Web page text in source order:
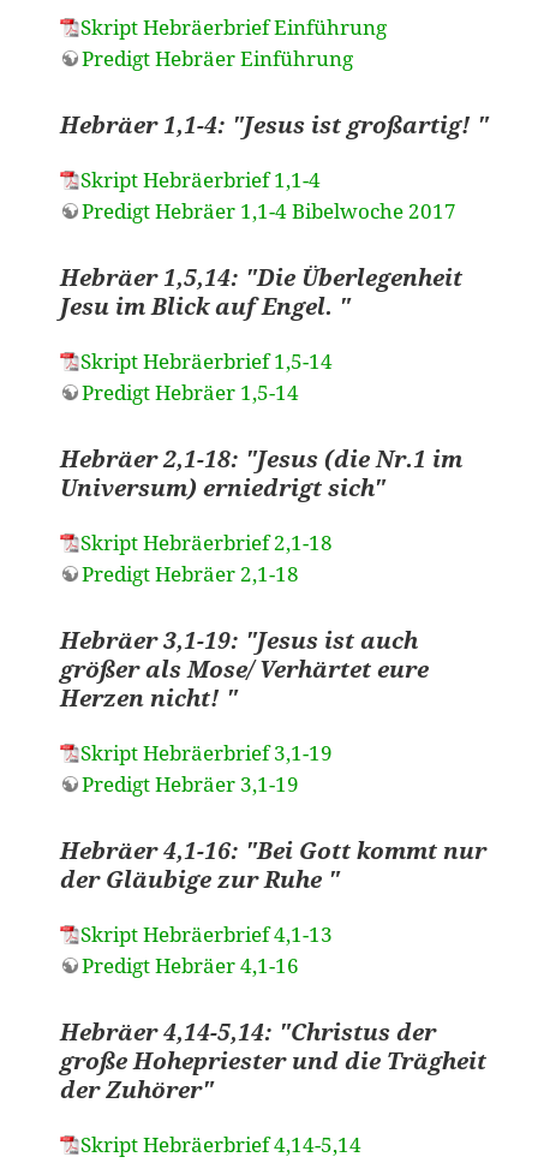
Skript Hebräerbrief Einführung
Predigt Hebräer Einführung
Hebräer 1,1-4: "Jesus ist großartig! "
Skript Hebräerbrief 1,1-4
Predigt Hebräer 1,1-4 Bibelwoche 2017
Hebräer 1,5,14: "Die Überlegenheit
Jesu im Blick auf Engel. "
Skript Hebräerbrief 1,5-14
Predigt Hebräer 1,5-14
Hebräer 2,1-18: "Jesus (die Nr.1 im
Universum) erniedrigt sich"
Skript Hebräerbrief 2,1-18
Predigt Hebräer 2,1-18
Hebräer 3,1-19: "Jesus ist auch
größer als Mose/ Verhärtet eure
Herzen nicht! "
Skript Hebräerbrief 3,1-19
Predigt Hebräer 3,1-19
Hebräer 4,1-16: "Bei Gott kommt nur
der Gläubige zur Ruhe "
Skript Hebräerbrief 4,1-13
Predigt Hebräer 4,1-16
Hebräer 4,14-5,14: "Christus der
große Hohepriester und die Trägheit
der Zuhörer"
Skript Hebräerbrief 4,14-5,14